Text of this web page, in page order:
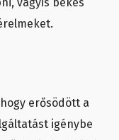
vagyis békés
erősödött a
igénybe